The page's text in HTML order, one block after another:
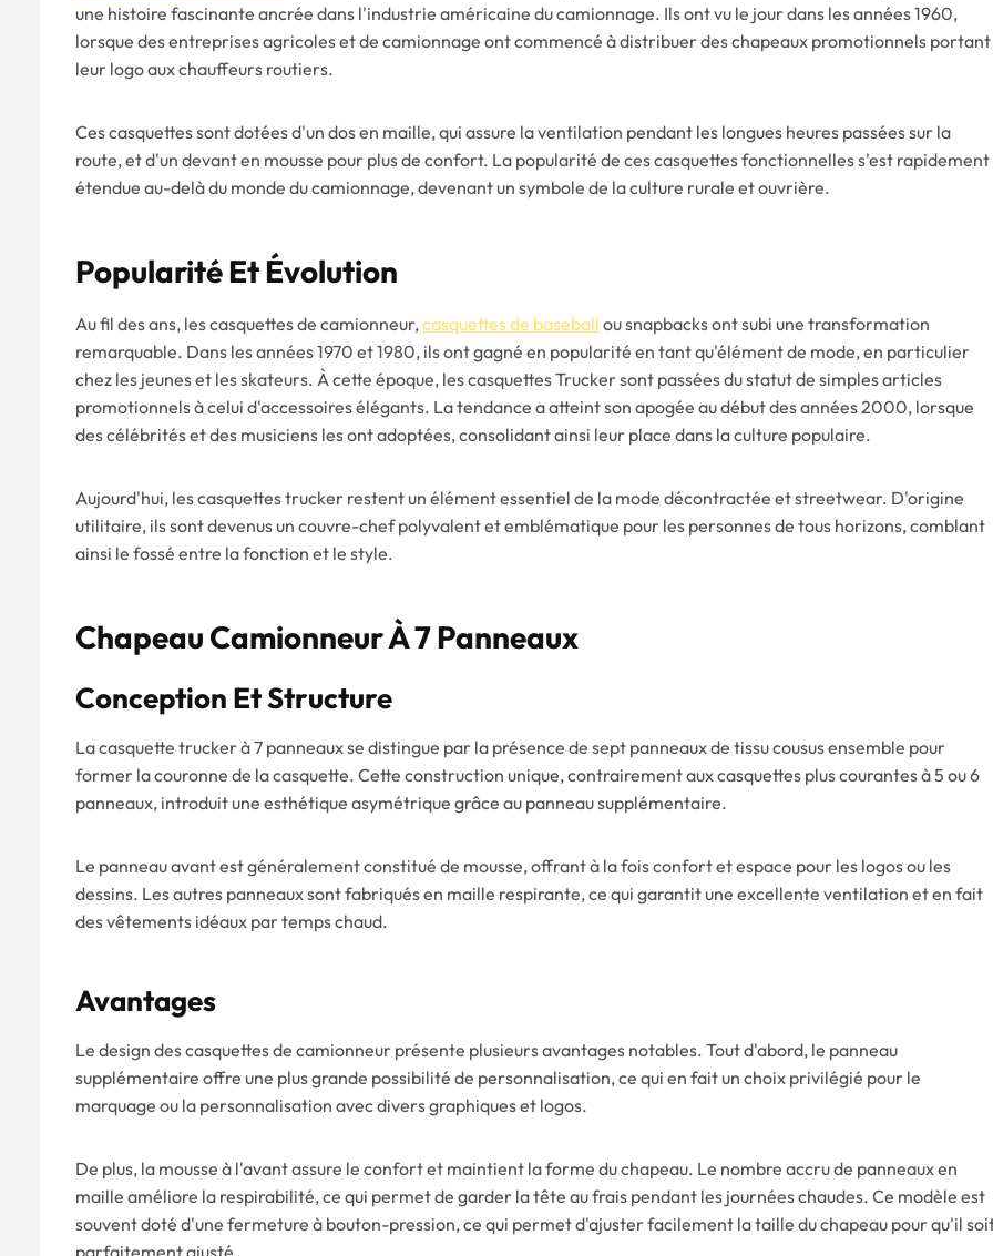
une histoire fascinante ancrée dans l'industrie américaine du camionnage. Ils ont vu le jour dans les années 1960,
lorsque des entreprises agricoles et de camionnage ont commencé à distribuer des chapeaux promotionnels portant
leur logo aux chauffeurs routiers.
Ces casquettes sont dotées d'un dos en maille, qui assure la ventilation pendant les longues heures passées sur la
route, et d'un devant en mousse pour plus de confort. La popularité de ces casquettes fonctionnelles s'est rapidement
étendue au-delà du monde du camionnage, devenant un symbole de la culture rurale et ouvrière.
Popularité Et Évolution
Au fil des ans, les casquettes de camionneur,casquettes de baseball ou snapbacks ont subi une transformation
remarquable. Dans les années 1970 et 1980, ils ont gagné en popularité en tant qu'élément de mode, en particulier
chez les jeunes et les skateurs. À cette époque, les casquettes Trucker sont passées du statut de simples articles
promotionnels à celui d'accessoires élégants. La tendance a atteint son apogée au début des années 2000, lorsque
des célébrités et des musiciens les ont adoptées, consolidant ainsi leur place dans la culture populaire.
Aujourd'hui, les casquettes trucker restent un élément essentiel de la mode décontractée et streetwear. D'origine
utilitaire, ils sont devenus un couvre-chef polyvalent et emblématique pour les personnes de tous horizons, comblant
ainsi le fossé entre la fonction et le style.
Chapeau Camionneur À 7 Panneaux
Conception Et Structure
La casquette trucker à 7 panneaux se distingue par la présence de sept panneaux de tissu cousus ensemble pour
former la couronne de la casquette. Cette construction unique, contrairement aux casquettes plus courantes à 5 ou 6
panneaux, introduit une esthétique asymétrique grâce au panneau supplémentaire.
Le panneau avant est généralement constitué de mousse, offrant à la fois confort et espace pour les logos ou les
dessins. Les autres panneaux sont fabriqués en maille respirante, ce qui garantit une excellente ventilation et en fait
des vêtements idéaux par temps chaud.
Avantages
Le design des casquettes de camionneur présente plusieurs avantages notables. Tout d'abord, le panneau
supplémentaire offre une plus grande possibilité de personnalisation, ce qui en fait un choix privilégié pour le
marquage ou la personnalisation avec divers graphiques et logos.
De plus, la mousse à l'avant assure le confort et maintient la forme du chapeau. Le nombre accru de panneaux en
maille améliore la respirabilité, ce qui permet de garder la tête au frais pendant les journées chaudes. Ce modèle est
souvent doté d'une fermeture à bouton-pression, ce qui permet d'ajuster facilement la taille du chapeau pour qu'il
parfaitement ajusté.